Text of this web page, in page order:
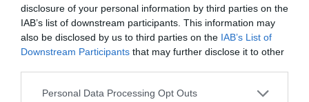
disclosure of your personal information by third parties on the
IAB’s list of downstream participants. This information may
also be disclosed by us to third parties on the IAB’s List of
Downstream Participants that may further disclose it to other
Personal Data Processing Opt Outs
Monitoraggio
Tracciamento real time